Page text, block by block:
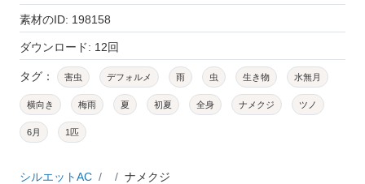
素材のID: 198158
ダウンロード: 12回
タグ： 害虫 デフォルメ 雨 虫 生き物 水無月
横向き 梅雨 夏 初夏 全身 ナメクジ ツノ
6月 1匹
シルエットAC ナメクジ